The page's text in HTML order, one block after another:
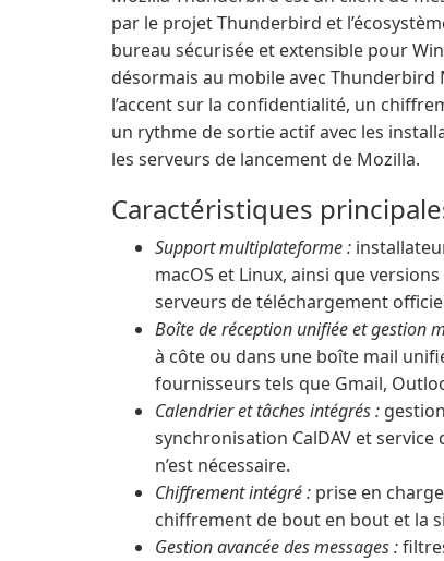
par le projet Thunderbird et
bureau sécurisée et extensible pour
désormais au mobile avec
l’accent sur la confidentialité, un
un rythme de sortie actif avec les
les serveurs de lancement de Mozilla.
Caractéristiques
Support multiplateforme :
macOS et Linux, ainsi que
serveurs de téléchargement
Boîte de réception unifiée et gestion
à côte ou dans une boîte mail
fournisseurs tels que Gmail,
Calendrier et tâches intégrés :
synchronisation CalDAV et
n’est nécessaire.
Chiffrement intégré : prise en
chiffrement de bout en bout et la
Gestion avancée des messages :